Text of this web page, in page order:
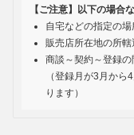
【ご注意】以下の場合
自宅などの指定の
販売店所在地の所
商談～契約～登録
（登録月が3月か
ります）